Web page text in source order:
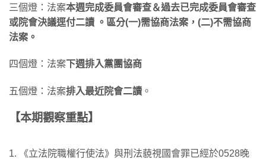
三個燈：法案本週完成委員會審查＆過去已完成委員會審查
或院會決議逕付二讀 。區分(一)需協商法案，(二)不需協商
法案。
四個燈：法案下週排入黨團協商
五個燈：法案排入最近院會二讀 。
【本期觀察重點】
1. 《立法院職權行使法》與刑法藐視國會罪已經於0528晚